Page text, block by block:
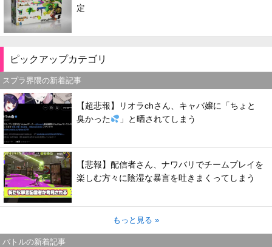
定
ピックアップカテゴリ
スプラ界隈の新着記事
【超悲報】リオラchさん、キャバ嬢に「ちょと
臭かった
」と晒されてしまう
【悲報】配信者さん、ナワバリでチームプレイを
楽しむ方々に陰湿な暴言を吐きまくってしまう
もっと見る »
バトルの新着記事